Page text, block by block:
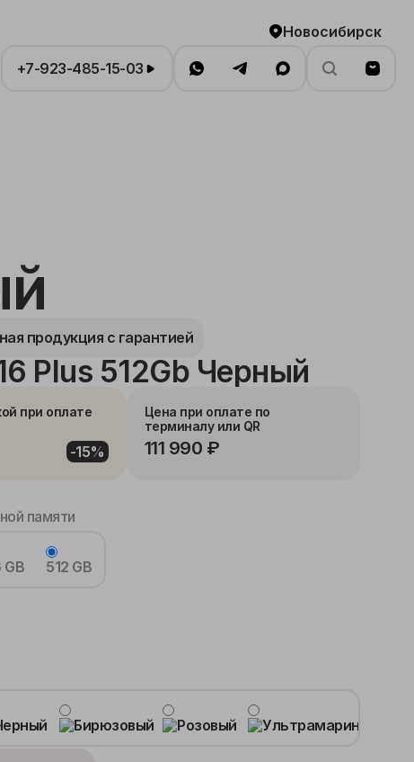
Новосибирск
+7-923-485-15-03
продукция с гарантией
Plus 512Gb Черный
при оплате
-15%
Цена при оплате по
терминалу или QR
111 990 ₽
памяти
GB
512 GB